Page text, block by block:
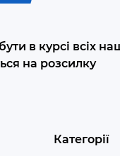
в курсі всіх
на розсилку
Категорії